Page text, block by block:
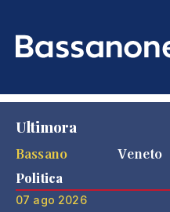
Ultimora
Bassano
Veneto
Politica
07 ago 2026